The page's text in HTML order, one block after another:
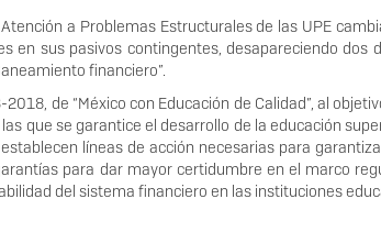
a Problemas Estructurales de las UPE
en sus pasivos contingentes, desapareciendo
financiero”.
de “México con Educación de Calidad”, al
que se garantice el desarrollo de la educación
líneas de acción necesarias para
para dar mayor certidumbre en el marco
del sistema financiero en las instituciones